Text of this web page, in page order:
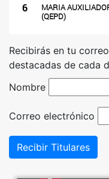
6
MARIA
(QEPD)
Recibirás en tu
destacadas de cada
Nombre
Correo electrónico
Recibir Titulares